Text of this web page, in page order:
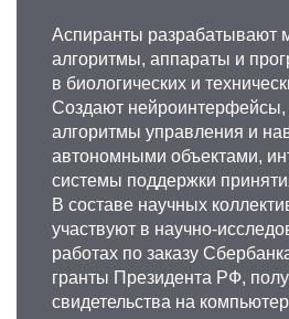
Аспиранты разрабатывают
алгоритмы, аппараты и
в биологических и
Создают нейроинтерфейсы,
алгоритмы управления и
автономными объектами,
системы поддержки
В составе научных
участвуют в научно-
работах по заказу
гранты Президента РФ,
свидетельства на